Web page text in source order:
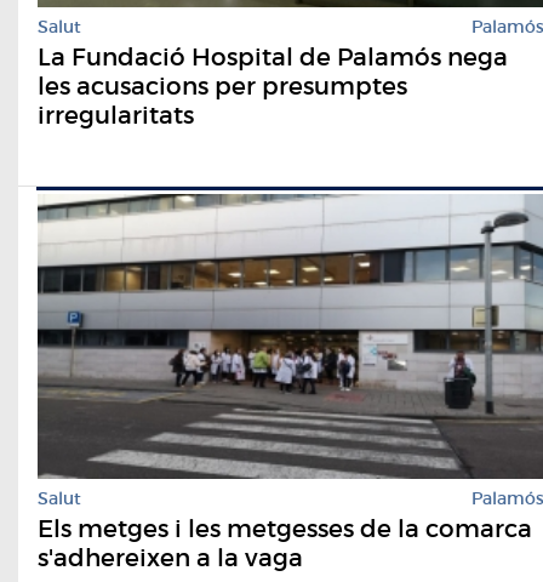
Salut Palamós
La Fundació Hospital de Palamós nega
les acusacions per presumptes
irregularitats
Salut Palamós
Els metges i les metgesses de la comarca
s'adhereixen a la vaga